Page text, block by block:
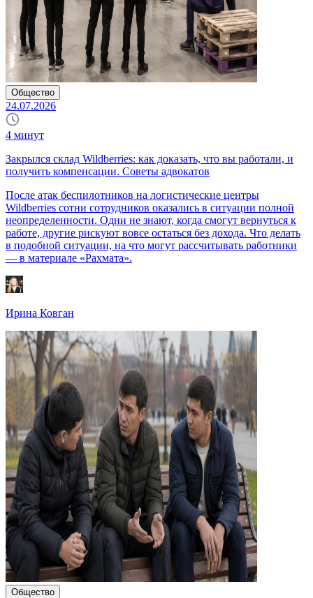
Общество
24.07.2026
4 минут
Закрылся склад Wildberries: как доказать, что вы работали, и
получить компенсации. Советы адвокатов
После атак беспилотников на логистические центры
Wildberries сотни сотрудников оказались в ситуации полной
неопределенности. Одни не знают, когда смогут вернуться к
работе, другие рискуют вовсе остаться без дохода. Что делать
в подобной ситуации, на что могут рассчитывать работники
— в материале «Рахмата».
Ирина Ковган
Общество